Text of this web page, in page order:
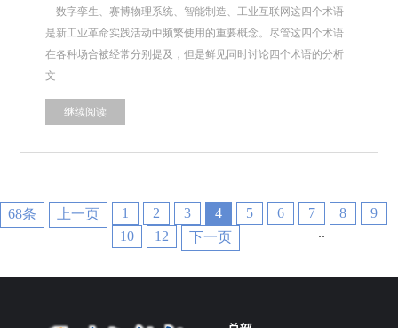
数字孪生、赛博物理系统、智能制造、工业互联网这四个术语
是新工业革命实践活动中频繁使用的重要概念。尽管这四个术语
在各种场合被经常分别提及，但是鲜见同时讨论四个术语的分析
文
继续阅读
68条 上一页 1 2 3 4 5 6 7 8
9
10
..
12 下一页